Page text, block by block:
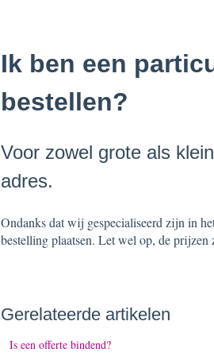
Ik ben een
bestellen?
Voor zowel grote als
adres.
Ondanks dat wij gespecialiseerd zijn in
bestelling plaatsen. Let wel op, de
Gerelateerde artikelen
Is een offerte bindend?